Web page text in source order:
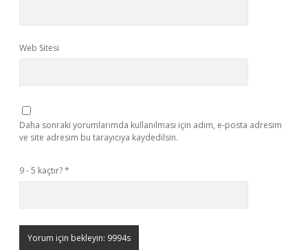
Web Sitesi
Daha sonraki yorumlarımda kullanılması için adım, e-posta adresim
ve site adresim bu tarayıcıya kaydedilsin.
9 - 5 kaçtır?*